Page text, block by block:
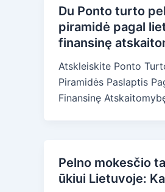
Du Ponto turto
piramidė pagal
finansinę
Atskleiskite Ponto
Piramidės Paslaptis
Finansinę
Pelno mokesčio
ūkiui Lietuvoje: